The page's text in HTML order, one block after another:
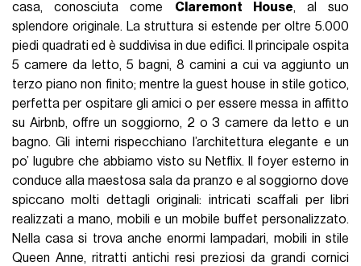
casa, conosciuta come Claremont House, al suo
splendore originale. La struttura si estende per oltre 5.000
piedi quadrati ed è suddivisa in due edifici. Il principale ospita
5 camere da letto, 5 bagni, 8 camini a cui va aggiunto un
terzo piano non finito; mentre la guest house in stile gotico,
perfetta per ospitare gli amici o per essere messa in affitto
su Airbnb, offre un soggiorno, 2 o 3 camere da letto e un
bagno. Gli interni rispecchiano l’architettura elegante e un
po’ lugubre che abbiamo visto su Netflix. ll foyer esterno in
conduce alla maestosa sala da pranzo e al soggiorno dove
spiccano molti dettagli originali: intricati scaffali per libri
realizzati a mano, mobili e un mobile buffet personalizzato.
Nella casa si trova anche enormi lampadari, mobili in stile
Queen Anne, ritratti antichi resi preziosi da grandi cornici